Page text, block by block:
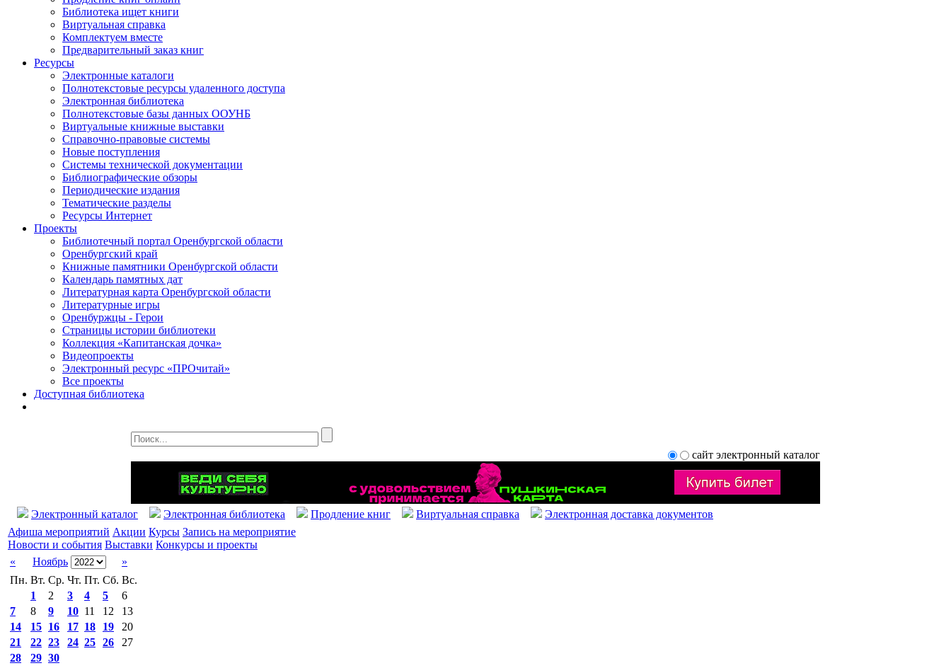
Библиотека ищет книги
Виртуальная справка
Комплектуем вместе
Предварительный заказ книг
Ресурсы
Электронные каталоги
Полнотекстовые ресурсы удаленного доступа
Электронная библиотека
Полнотекстовые базы данных ООУНБ
Виртуальные книжные выставки
Справочно-правовые системы
Новые поступления
Cистемы технической документации
Библиографические обзоры
Периодические издания
Тематические разделы
Ресурсы Интернет
Проекты
Библиотечный портал Оренбургской области
Оренбургский край
Книжные памятники Оренбургской области
Календарь памятных дат
Литературная карта Оренбургской области
Литературные игры
Оренбуржцы - Герои
Страницы истории библиотеки
Коллекция «Капитанская дочка»
Видеопроекты
Электронный ресурс «ПРОчитай»
Все проекты
Доступная библиотека
сайт электронный каталог
Электронный каталог Электронная библиотека Продление книг Виртуальная справка
Электронная доставка документов
Афиша мероприятий Акции Курсы Запись на мероприятие
Новости и события Выставки Конкурсы и проекты
«
Ноябрь
»
Пн. Вт. Ср. Чт. Пт. Сб. Вс.
1
2 3 4 5
6
7
8 9 10 11 12
13
14
15 16 17 18 19
20
21
22 23 24 25 26
27
28
29 30